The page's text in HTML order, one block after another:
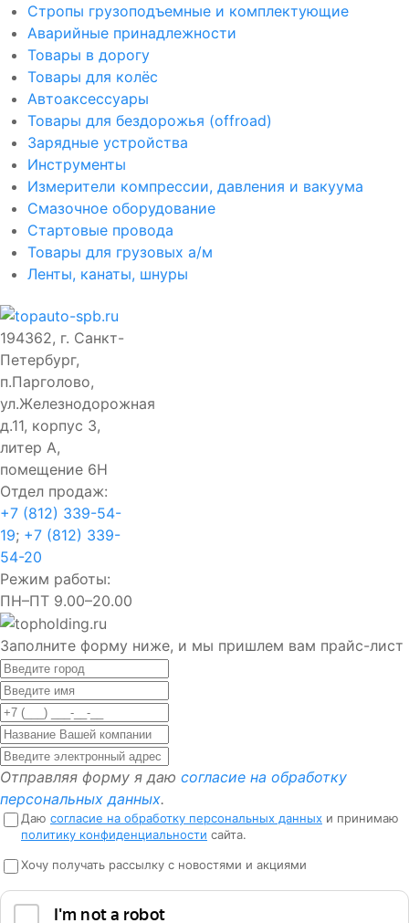
Стропы грузоподъемные и комплектующие
Аварийные принадлежности
Товары в дорогу
Товары для колёс
Автоаксессуары
Товары для бездорожья (offroad)
Зарядные устройства
Инструменты
Измерители компрессии, давления и вакуума
Смазочное оборудование
Стартовые провода
Товары для грузовых а/м
Ленты, канаты, шнуры
194362, г. Санкт-
Петербург,
п.Парголово,
ул.Железнодорожная
д.11, корпус 3,
литер А,
помещение 6Н
Отдел продаж:
+7 (812) 339-54-
19; +7 (812) 339-
54-20
Режим работы:
ПН–ПТ 9.00–20.00
Заполните форму ниже, и мы пришлем вам прайс-лист
Отправляя форму я даю согласие на обработку
персональных данных.
Даю согласие на обработку персональных данных и принимаю
политику конфиденциальности сайта.
Хочу получать рассылку с новостями и акциями